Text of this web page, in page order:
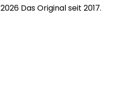
2026 Das Original seit 2017.